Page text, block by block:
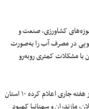
کشاورزی، صنعت و
در مصرف آب را به‌صورت
با مشکلات کمتری روبه‌رو
عیسی بزرگ‌زاده، سخنگوی صنعت آب کشور، نیز هفته جاری اعلام کرده ۱۰ استان